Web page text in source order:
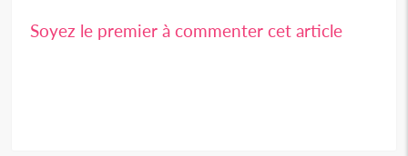
Soyez le premier à commenter cet article